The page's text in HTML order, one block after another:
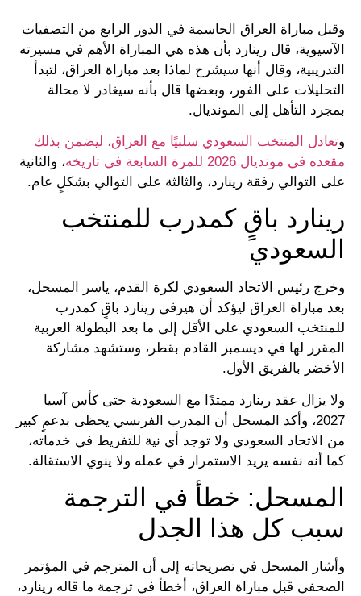
وقبل مباراة العراق الحاسمة في الدور الرابع من التصفيات
الآسيوية، قال رينارد بأن هذه هي المباراة الأهم في مسيرته
التدريبية، وقال أنها سيشرح لماذا بعد مباراة العراق، لتبدأ
التحليلات على الفور، وبعضها قال بأنه سيغادر لا محالة
بمجرد التأهل إلى المونديال.
وتعادل المنتخب السعودي سلبيًا مع العراق، ليضمن بذلك
مقعده في مونديال 2026 للمرة السابعة في تاريخه
، والثانية
على التوالي رفقة رينارد، والثالثة على التوالي بشكلٍ عام.
رينارد باقٍ كمدرب للمنتخب
السعودي
وخرج رئيس الاتحاد السعودي لكرة القدم، ياسر المسحل،
بعد مباراة العراق ليؤكد أن هيرفي رينارد باقٍ كمدرب
للمنتخب السعودي على الأقل إلى ما بعد البطولة العربية
المقرر لها في ديسمبر القادم بقطر، وستشهد مشاركة
الأخضر بالفريق الأول.
ولا يزال عقد رينارد ممتدًا مع السعودية حتى كأس آسيا
2027، وأكد المسحل أن المدرب الفرنسي يحظى بدعمٍ كبير
من الاتحاد السعودي ولا توجد أي نية للتفريط في خدماته،
كما أنه نفسه يريد الاستمرار في عمله ولا ينوي الاستقالة.
المسحل: خطأ في الترجمة
سبب كل هذا الجدل
وأشار المسحل في تصريحاته إلى أن المترجم في المؤتمر
الصحفي قبل مباراة العراق، أخطأ في ترجمة ما قاله رينارد،